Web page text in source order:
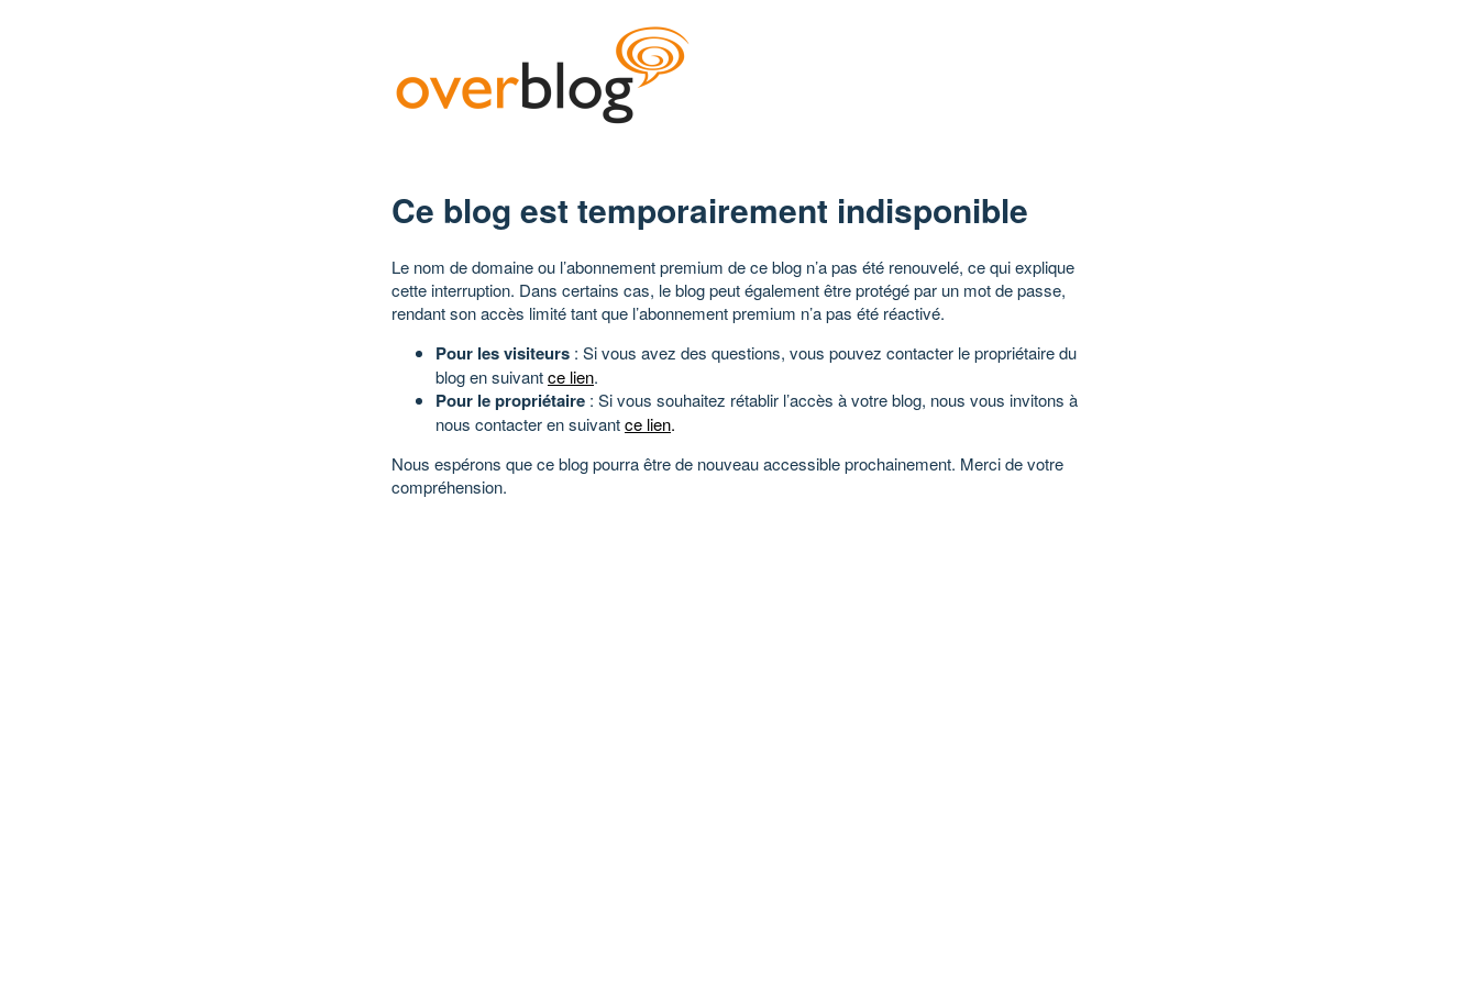
Ce blog est temporairement indisponible
Le nom de domaine ou l’abonnement premium de ce blog n’a pas été renouvelé, ce qui explique
cette interruption. Dans certains cas, le blog peut également être protégé par un mot de passe,
rendant son accès limité tant que l’abonnement premium n’a pas été réactivé.
Pour les visiteurs : Si vous avez des questions, vous pouvez contacter le propriétaire du
blog en suivantce lien.
Pour le propriétaire : Si vous souhaitez rétablir l’accès à votre blog, nous vous invitons à
nous contacter en suivantce lien.
Nous espérons que ce blog pourra être de nouveau accessible prochainement. Merci de votre
compréhension.